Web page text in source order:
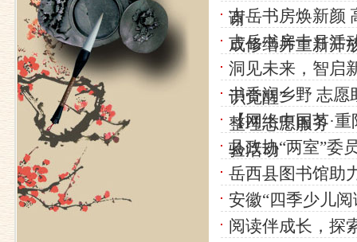
谢
古岳书房焕新颜
成修缮并重新开
古岳书房十月活
洞见未来，智启
识觉醒”
书香润乡野 志
整理志愿服务
【网络中国节·
验活动
县政协“两室”委
岳西县图书馆助
安徽“四季少儿
阅读伴成长，探